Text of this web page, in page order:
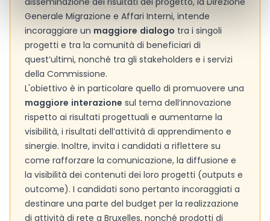
Generale Migrazione e Affari Interni, intende
incoraggiare un maggiore dialogo tra i singoli
progetti e tra la comunità di beneficiari di
quest’ultimi, nonché tra gli stakeholders e i servizi
della Commissione.
L'obiettivo è in particolare quello di promuovere una
maggiore interazione sul tema dell’innovazione
rispetto ai risultati progettuali e aumentarne la
visibilità, i risultati dell’attività di apprendimento e
sinergie. Inoltre, invita i candidati a riflettere su
come rafforzare la comunicazione, la diffusione e
la visibilità dei contenuti dei loro progetti (outputs e
outcome). I candidati sono pertanto incoraggiati a
destinare una parte del budget per la realizzazione
di attività di rete a Bruxelles, nonché prodotti di